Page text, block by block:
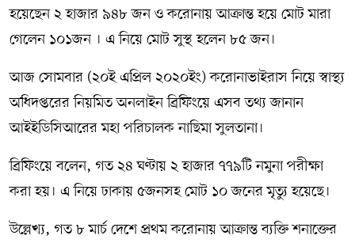
হয়েছেন ২ হাজার ৯৪৮ জন ও করোনায় আক্রান্ত হয়ে মোট মারা
গেলেন ১০১জন । এ নিয়ে মোট সুস্থ হলেন ৮৫ জন।
আজ সোমবার (২০ই এপ্রিল ২০২০ইং) করোনাভাইরাস নিয়ে স্বাস্থ্য
অধিদপ্তরের নিয়মিত অনলাইন ব্রিফিংয়ে এসব তথ্য জানান
আইইডিসিআরের মহা পরিচালক নাছিমা সুলতানা।
ব্রিফিংয়ে বলেন, গত ২৪ ঘণ্টায় ২ হাজার ৭৭৯টি নমুনা পরীক্ষা
করা হয়। এ নিয়ে ঢাকায় ৫জনসহ মোট ১০ জনের মৃত্যু হয়েছে।
উল্লেখ্য, গত ৮ মার্চ দেশে প্রথম করোনায় আক্রান্ত ব্যক্তি শনাক্তের